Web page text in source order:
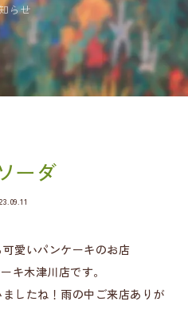
らせ
ーダ
愛いパンケーキのお店
キ木津川店です。
したね！雨の中ご来店ありが